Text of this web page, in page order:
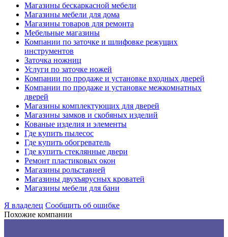
Магазины бескаркасной мебели
Магазины мебели для дома
Магазины товаров для ремонта
Мебельные магазины
Компании по заточке и шлифовке режущих
инструментов
Заточка ножниц
Услуги по заточке ножей
Компании по продаже и установке входных дверей
Компании по продаже и установке межкомнатных
дверей
Магазины комплектующих для дверей
Магазины замков и скобяных изделий
Кованые изделия и элементы
Где купить пылесос
Где купить обогреватель
Где купить стеклянные двери
Ремонт пластиковых окон
Магазины рольставней
Магазины двухъярусных кроватей
Магазины мебели для бани
Я владелец Сообщить об ошибке
Похожие компании